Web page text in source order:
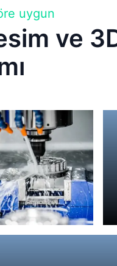
uygun
ve